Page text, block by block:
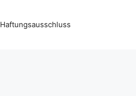
Haftungsausschluss